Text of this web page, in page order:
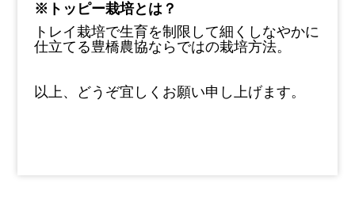
※トッピー栽培とは？
トレイ栽培で生育を制限して細くしなやかに
仕立てる豊橋農協ならではの栽培方法。
以上、どうぞ宜しくお願い申し上げます。